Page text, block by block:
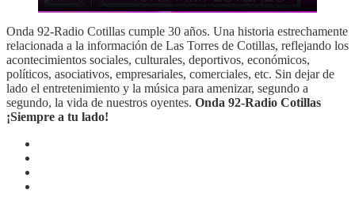
Onda 92-Radio Cotillas cumple 30 años. Una historia estrechamente
relacionada a la información de Las Torres de Cotillas, reflejando los
acontecimientos sociales, culturales, deportivos, económicos,
políticos, asociativos, empresariales, comerciales, etc. Sin dejar de
lado el entretenimiento y la música para amenizar, segundo a
segundo, la vida de nuestros oyentes. Onda 92-Radio Cotillas
¡Siempre a tu lado!